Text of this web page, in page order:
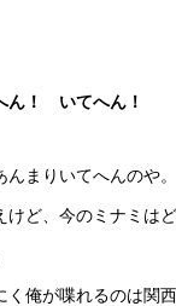
ん！ いてへん！
まりいてへんのや。
けど、今のミナミは
俺が喋れるのは関西